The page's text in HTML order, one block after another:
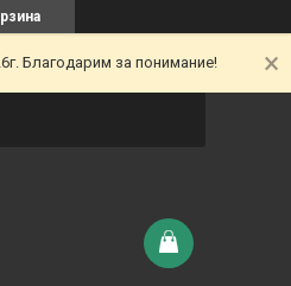
Благодарим за понимание!